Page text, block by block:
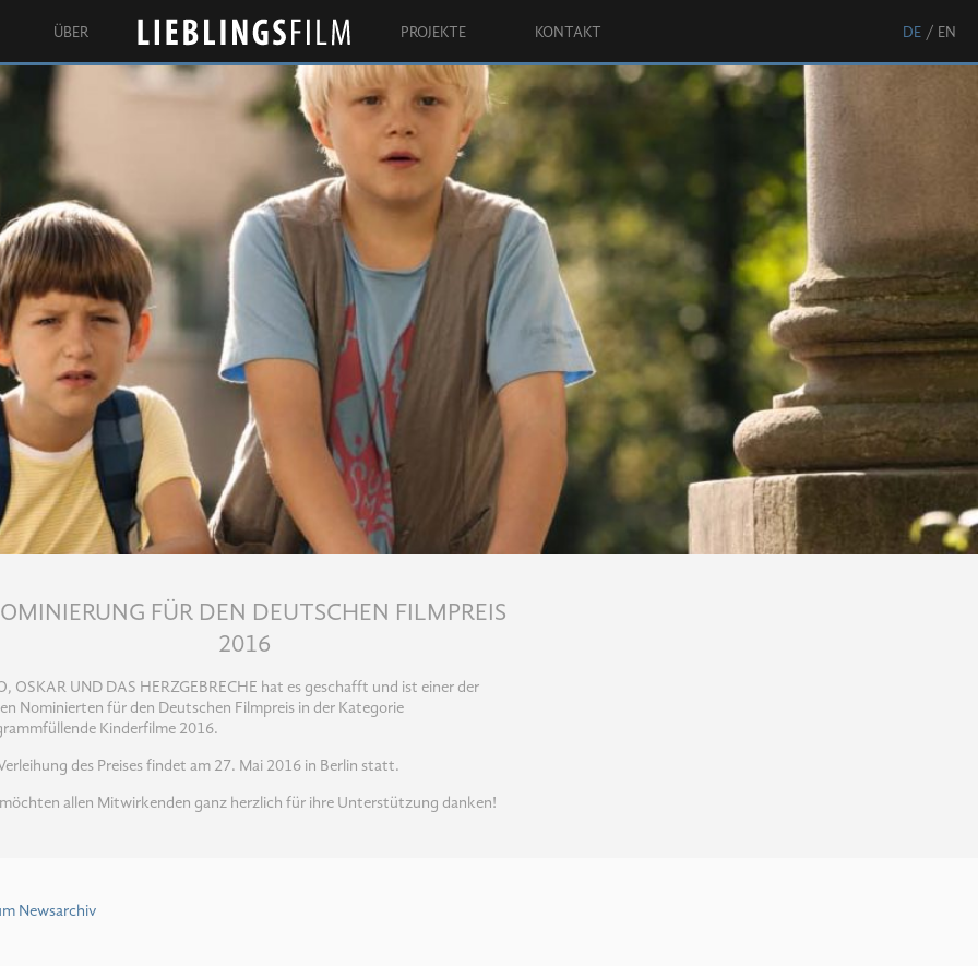
Lieblingsfilm
ÜBER PROJEKTE KONTAKT DE EN
FÜR DEN DEUTSCHEN FILMPREIS
2016
OSKAR UND DAS HERZGEBRECHE hat es geschafft und ist einer der
Nominierten für den Deutschen Filmpreis in der Kategorie
Kinderfilme 2016.
des Preises findet am 27. Mai 2016 in Berlin statt.
allen Mitwirkenden ganz herzlich für ihre Unterstützung danken!
Newsarchiv